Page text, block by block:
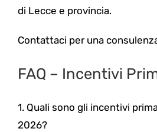
di Lecce e provincia.
Contattaci per una
FAQ – Incentivi
1. Quali sono gli incentivi
2026?